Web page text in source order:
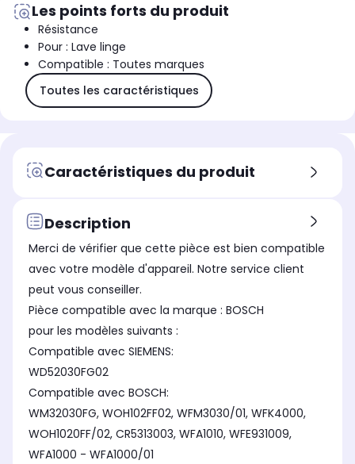
Les points forts du produit
Résistance
Pour : Lave linge
Compatible : Toutes marques
Toutes les caractéristiques
Caractéristiques du produit
Description
Merci de vérifier que cette pièce est bien compatible
avec votre modèle d'appareil. Notre service client
peut vous conseiller.
Pièce compatible avec la marque : BOSCH
pour les modèles suivants :
Compatible avec SIEMENS:
WD52030FG02
Compatible avec BOSCH:
WM32030FG, WOH102FF02, WFM3030/01, WFK4000,
WOH1020FF/02, CR5313003, WFA1010, WFE931009,
WFA1000 - WFA1000/01